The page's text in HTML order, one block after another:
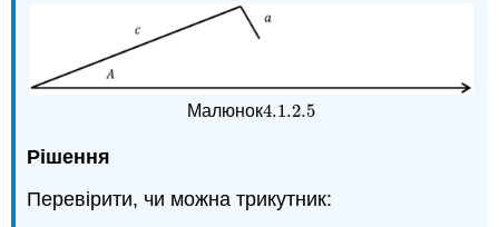
Малюнок4.1.2.5
4.1.2.5
Рішення
Перевірити, чи можна трикутник: